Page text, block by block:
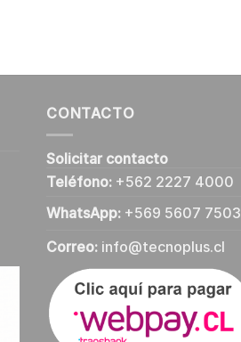
CONTACTO
Solicitar contacto
Teléfono: +562 2227 4000
WhatsApp: +569 5607 7503
Correo: info@tecnoplus.cl